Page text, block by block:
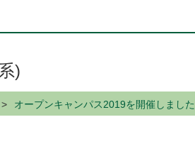
)
オープンキャンパス2019を開催しまし